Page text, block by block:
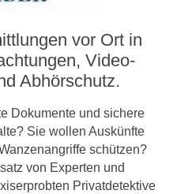
vor Ort in
Video­­
Abhörschutz.
Dokumente und sichere
Sie wollen Auskünfte
schützen?
von Experten und
Privatdetektive